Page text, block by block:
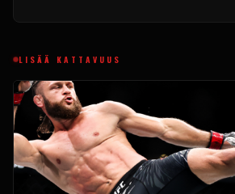
LISÄÄ KATTAVUUS